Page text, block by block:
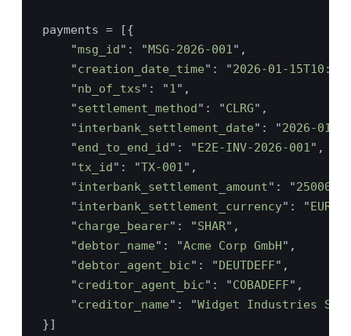
    "
msg_id": "MSG-2026-001
    "
creation_date_time": "2026-01-
    "
nb_of_txs": "1
    "
settlement_method": "CLRG
    "
interbank_settlement_date": "2026-01-
    "
end_to_end_id": "E2E-INV-2026-001
    "
tx_id": "TX-001
    "
interbank_settlement_amount": "
    "
interbank_settlement_currency": "EUR
    "
charge_bearer": "SHAR
    "
debtor_name": "Acme Corp GmbH
    "
debtor_agent_bic": "DEUTDEFF
    "
creditor_agent_bic": "COBADEFF
    "
creditor_name": "Widget Industries SA